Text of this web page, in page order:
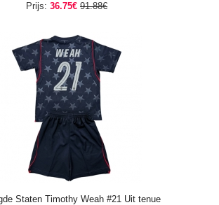
Prijs: 36.75€ 91.88€
Staten Timothy Weah #21 Uit tenue